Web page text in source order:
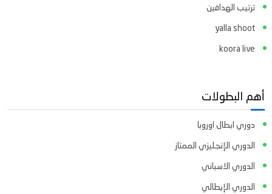
ترتيب الهدافين
yalla shoot
koora live
أهم البطولات
دوري ابطال اوروبا
الدوري الإنجليزي الممتاز
الدوري الاسباني
الدوري الإيطالي